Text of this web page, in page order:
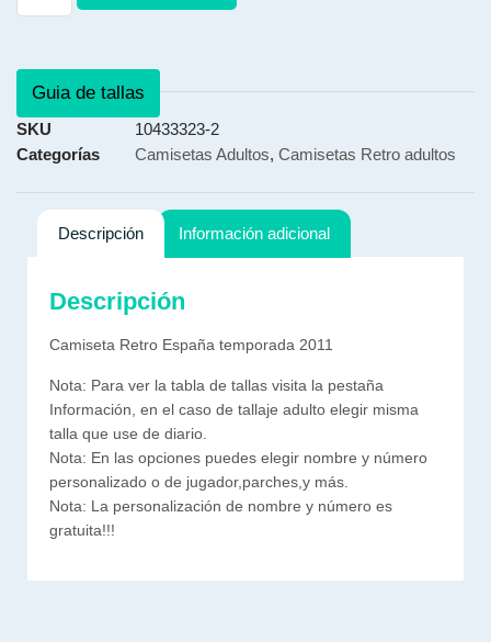
Guia de tallas
SKU
10433323-2
Categorías
Camisetas Adultos, Camisetas Retro adultos
Descripción Información adicional
Descripción
Camiseta Retro España temporada 2011
Nota: Para ver la tabla de tallas visita la pestaña
Información, en el caso de tallaje adulto elegir misma
talla que use de diario.
Nota: En las opciones puedes elegir nombre y número
personalizado o de jugador,parches,y más.
Nota: La personalización de nombre y número es
gratuita!!!